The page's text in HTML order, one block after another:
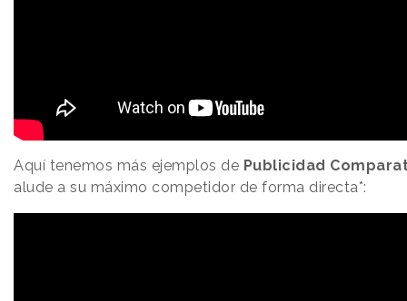
Aquí tenemos más ejemplos de Publicidad
alude a su máximo competidor de forma directa*: